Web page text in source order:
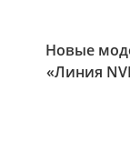
Новые
«Линия